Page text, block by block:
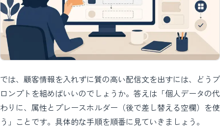
では、顧客情報を入れずに質の高い配信文を出すには、どうプ
ロンプトを組めばいいのでしょうか。答えは「個人データの代
わりに、属性とプレースホルダー（後で差し替える空欄）を使
う」ことです。具体的な手順を順番に見ていきましょう。